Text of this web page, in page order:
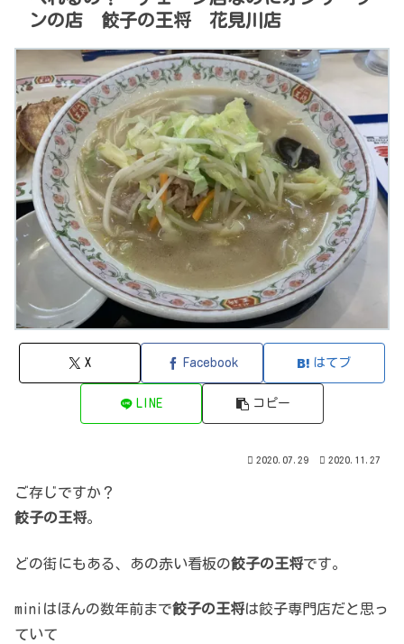
ンの店 餃子の王将 花見川店
X Facebook はてブ
LINE コピー
2020.07.29 2020.11.27
ご存じですか？
餃子の王将。
どの街にもある、あの赤い看板の餃子の王将です。
miniはほんの数年前まで餃子の王将は餃子専門店だと思っ
ていて